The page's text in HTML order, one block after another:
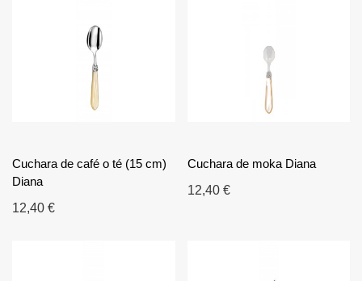
Cuchara de café o té (15 cm)
Diana
12,40 €
Cuchara de moka Diana
12,40 €